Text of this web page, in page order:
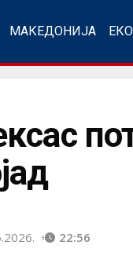
МАКЕДОНИЈА
22:56